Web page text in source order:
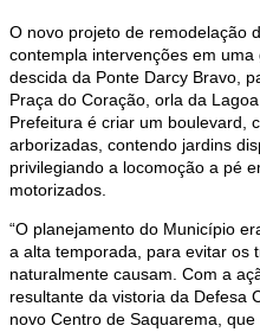
O novo projeto de remodelação
contempla intervenções em
descida da Ponte Darcy Bravo,
Praça do Coração, orla da
Prefeitura é criar um boulevard,
arborizadas, contendo jardins
privilegiando a locomoção a pé
motorizados.
“O planejamento do Município
a alta temporada, para evitar os
naturalmente causam. Com a
resultante da vistoria da Defesa
novo Centro de Saquarema,